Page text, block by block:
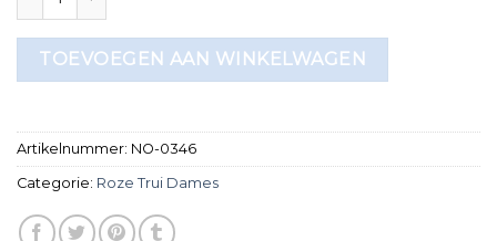
TOEVOEGEN AAN WINKELWAGEN
Artikelnummer: NO-0346
Categorie: Roze Trui Dames